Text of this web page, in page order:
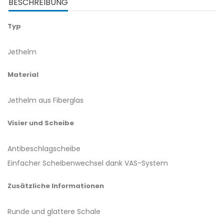
Typ
Jethelm
Material
Jethelm aus Fiberglas
Visier und Scheibe
Antibeschlagscheibe
Einfacher Scheibenwechsel dank VAS-System
Zusätzliche Informationen
Runde und glattere Schale